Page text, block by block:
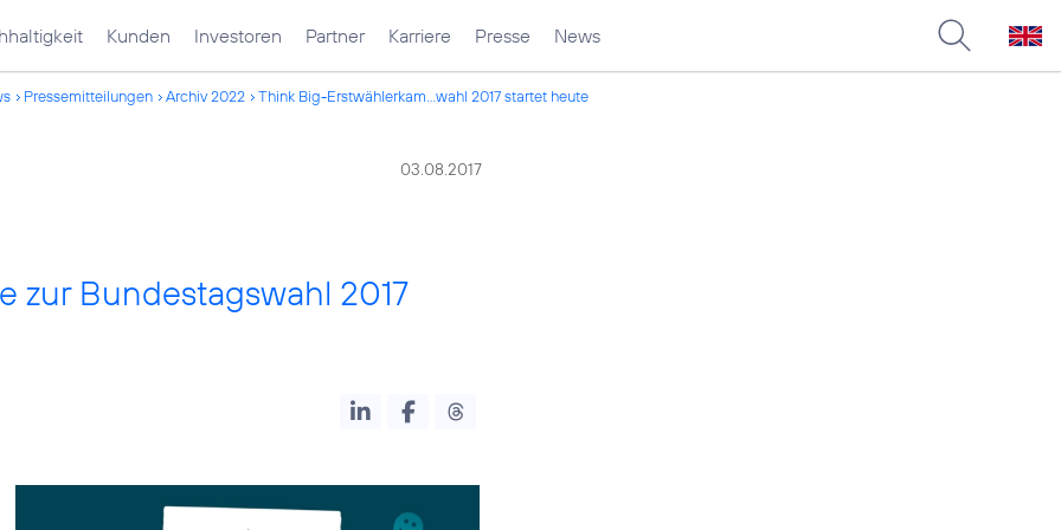
Kunden Investoren Partner Karriere Presse News
Pressemitteilungen Archiv 2022 Think Big-Erstwählerkam...wahl 2017 startet heute
03.08.2017
zur Bundestagswahl 2017